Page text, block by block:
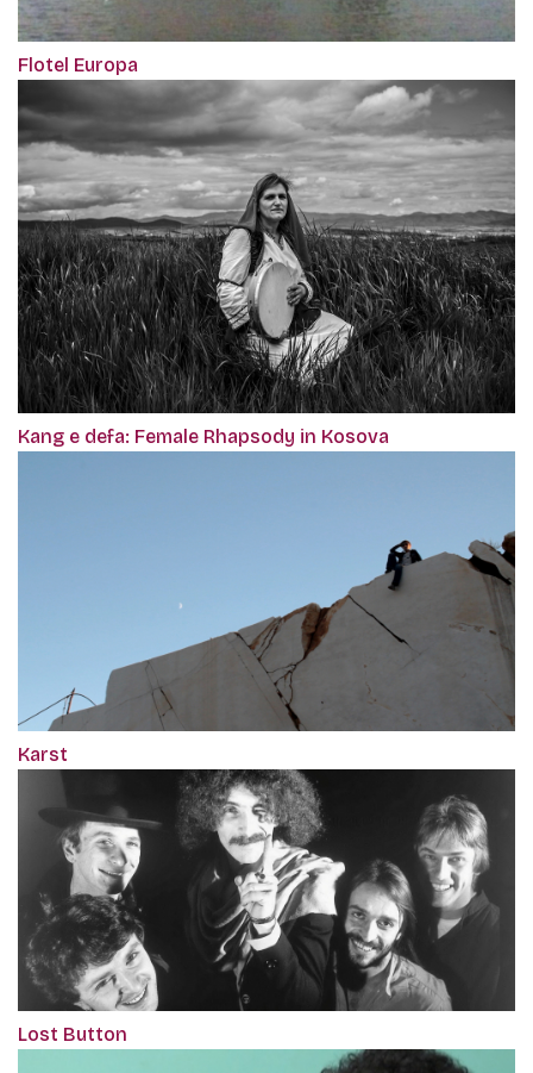
Flotel Europa
Kang e defa: Female Rhapsody in Kosova
Karst
Lost Button